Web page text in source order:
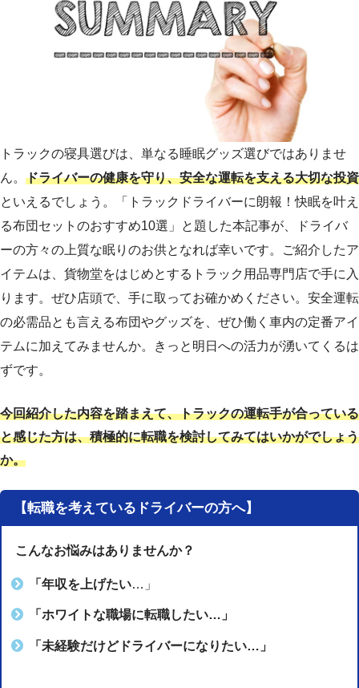
トラックの寝具選びは、単なる睡眠グッズ選びではありませ
ん。 ドライバーの健康を守り、安全な運転を支える大切な投資
といえるでしょう。「トラックドライバーに朗報！快眠を叶え
る布団セットのおすすめ10選」と題した本記事が、ドライバ
ーの方々の上質な眠りのお供となれば幸いです。ご紹介したア
イテムは、貨物堂をはじめとするトラック用品専門店で手に入
ります。ぜひ店頭で、手に取ってお確かめください。安全運転
の必需品とも言える布団やグッズを、ぜひ働く車内の定番アイ
テムに加えてみませんか。きっと明日への活力が湧いてくるは
ずです。
今回紹介した内容を踏まえて、トラックの運転手が合っている
と感じた方は、積極的に転職を検討してみてはいかがでしょう
か。
【転職を考えているドライバーの方へ】
こんなお悩みはありませんか？
「年収を上げたい…」
「ホワイトな職場に転職したい…」
「未経験だけどドライバーになりたい…」